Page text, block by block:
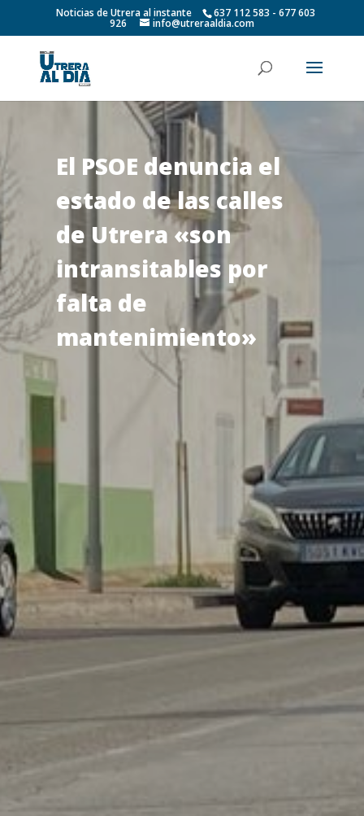
Noticias de Utrera al instante 637 112 583 - 677 603
926 info@utreraaldia.com
El PSOE denuncia el
estado de las calles
de Utrera «son
intransitables por
falta de
mantenimiento»